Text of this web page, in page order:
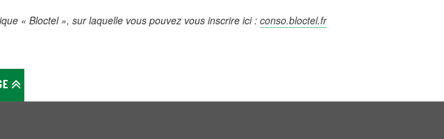
« Bloctel », sur laquelle vous pouvez vous inscrire ici : conso.bloctel.fr